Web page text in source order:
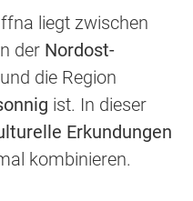
liegt zwischen
der Nordost-
die Region
ist. In dieser
Erkundungen
kombinieren.